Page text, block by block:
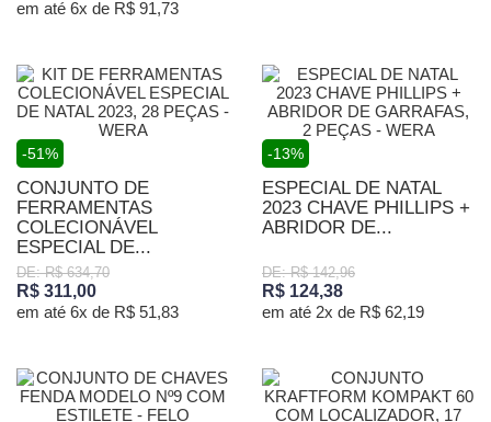
em até 6x de R$ 91,73
-51%
CONJUNTO DE
FERRAMENTAS
COLECIONÁVEL
ESPECIAL DE...
DE: R$ 634,70
R$ 311,00
em até 6x de R$ 51,83
-13%
ESPECIAL DE NATAL
2023 CHAVE PHILLIPS +
ABRIDOR DE...
DE: R$ 142,96
R$ 124,38
em até 2x de R$ 62,19